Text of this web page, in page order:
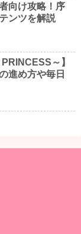
向け攻略！序
ンツを解説
～】
進め方や毎日